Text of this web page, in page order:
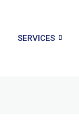
SERVICES